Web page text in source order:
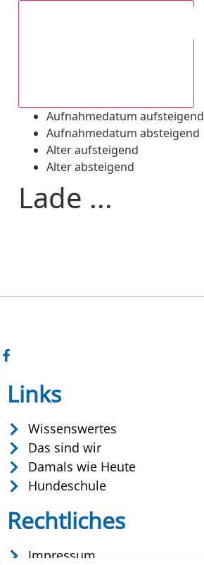
Aufnahmedatum aufsteigend
Aufnahmedatum absteigend
Alter aufsteigend
Alter absteigend
Lade ...
Links
Wissenswertes
Das sind wir
Damals wie Heute
Hundeschule
Rechtliches
Impressum